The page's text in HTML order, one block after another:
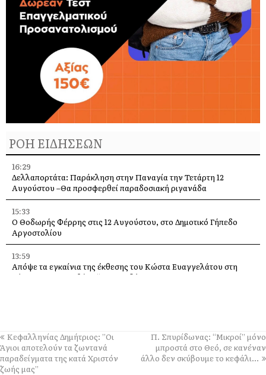
ΡΟΗ ΕΙΔΗΣΕΩΝ
16:29
Δελλαπορτάτα: Παράκληση στην Παναγία την Τετάρτη 12
Αυγούστου –Θα προσφερθεί παραδοσιακή ριγανάδα
15:33
Ο Θοδωρής Φέρρης στις 12 Αυγούστου, στο Δημοτικό Γήπεδο
Αργοστολίου
13:59
Απόψε τα εγκαίνια της έκθεσης του Κώστα Ευαγγελάτου στη
σύγχρονη πινακοθήκη “villa Ροδόπη”
11:55
Μια διαφορετική παράκληση της Παναγίας πάνω στα βράχια της
Λίμπας στις Μηνιές [εικόνες]
Κεφαλληνίας Δημήτριος: ”Οι
Άγιοι αποτελούν τα ζωντανά
παραδείγματα της κατά Χριστόν
ζωής μας”
Π. Σπυρίδωνας: “Μικροί” μόνο
μπροστά στο Θεό, σε κανέναν
άλλο δεν σκύβουμε το κεφάλι…